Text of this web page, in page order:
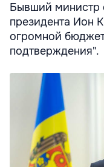
Бывший министр
президента Ион
огромной
подтверждения".